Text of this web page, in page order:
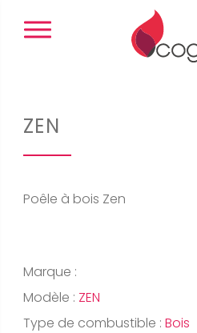
Panneau de gestion des cookies
ZEN
Poêle à bois Zen
Marque :
Modèle : ZEN
Type de combustible : Bois